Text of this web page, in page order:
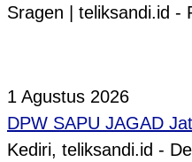
Sragen | teliksandi.id -
1 Agustus 2026
DPW SAPU JAGAD
Kediri, teliksandi.id -